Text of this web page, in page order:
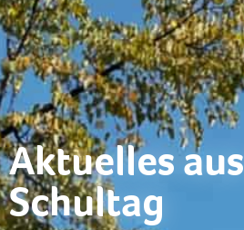
Aktuelles
Schultag​